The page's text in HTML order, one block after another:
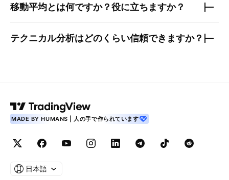
移動平均とは何ですか？役に立ちますか？
テクニカル分析はどのくらい信頼できますか？
MADE BY HUMANS | 人の手で作られています
日本語